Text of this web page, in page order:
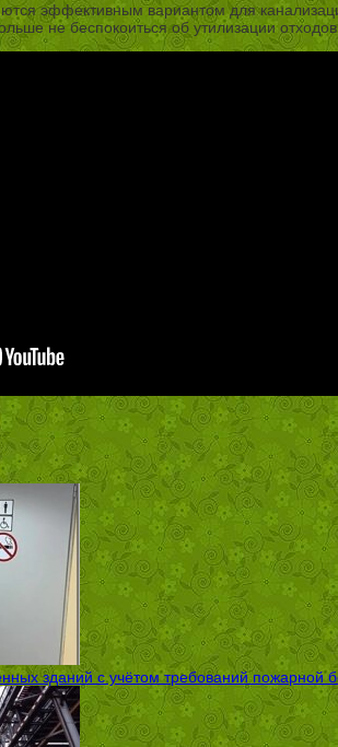
эффективным вариантом для
не беспокоиться об утилизации
зданий с учётом требований пожарной